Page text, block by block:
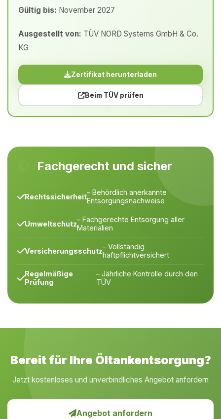
Gültig bis: November 2027
Ausgestellt von: TÜV NORD Systems GmbH & Co.
KG
Zertifikat herunterladen
Beim TÜV prüfen
Fachgerecht und sicher
Rechtssicherheit– Behördlich anerkannte
Entsorgungsnachweise
Umweltschutz– Fachgerechte Entsorgung aller
Materialien
Versicherungsschutz– Vollständig
haftpflichtversichert
Regelmäßige
Prüfung
– Jährliche Kontrolle durch den
TÜV
Bereit für Ihre Öltankentsorgung?
Jetzt kostenloses und unverbindliches Angebot anfordern
Angebot anfordern